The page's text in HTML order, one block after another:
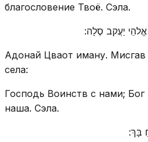
благословение Твоё. Сэла.
יַעֲקב סֶלָה:
Адонай Цваот иману. Мисгав
села:
Господь Воинств с нами;
наша. Сэла.
בָּךְ: